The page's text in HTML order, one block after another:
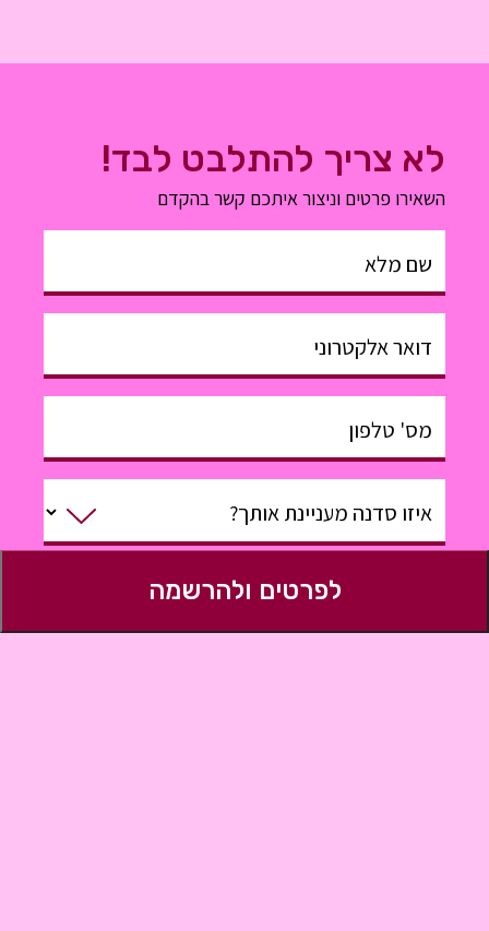
לפרטים ולהרשמה
לא צריך להתלבט לבד!
השאירו פרטים וניצור איתכם קשר בהקדם
שם מלא
דואר אלקטרוני
מס' טלפון
איזו סדנה מעניינת אותך?
משהו טוב שנדע?